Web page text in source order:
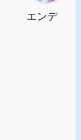
エンデ